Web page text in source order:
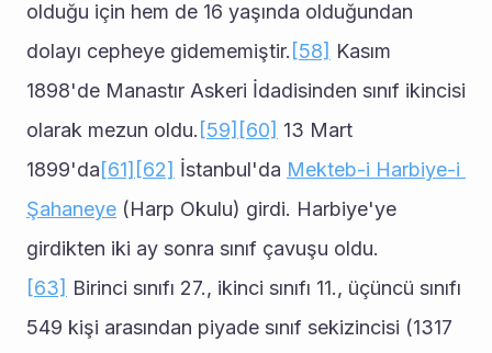
olduğu için hem de 16 yaşında olduğundan
dolayı cepheye gidememiştir. [58] Kasım
1898'de Manastır Askeri İdadisinden sınıf ikincisi
olarak mezun oldu. [59] [60] 13 Mart
1899'da[61] [62] İstanbul'da Mekteb-i Harbiye-i
Şahaneye (Harp Okulu) girdi. Harbiye'ye
girdikten iki ay sonra sınıf çavuşu oldu.
[63] Birinci sınıfı 27., ikinci sınıfı 11., üçüncü sınıfı
549 kişi arasından piyade sınıf sekizincisi (1317